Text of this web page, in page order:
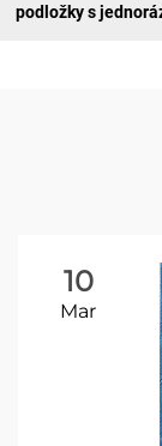
podložky s
10
Mar